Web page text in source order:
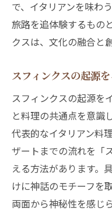
で、イタリアンを味わ
旅路を追体験するもの
クスは、文化の融合と
スフィンクスの起源
スフィンクスの起源を
と料理の共通点を意識
代表的なイタリアン料
ザートまでの流れを「
える方法があります。
けに神話のモチーフを
両面から神秘性を感じ